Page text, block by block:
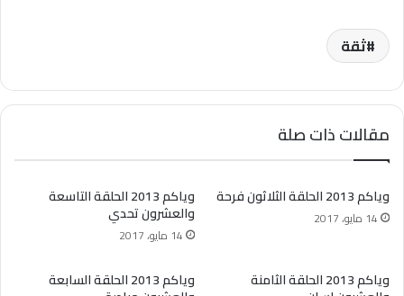
ثقة
مقالات ذات صلة
وياكم 2013 الحلقة الثلاثون فرحة
14 مايو، 2017
وياكم 2013 الحلقة التاسعة
والعشرون تحدي
14 مايو، 2017
وياكم 2013 الحلقة الثامنة وياكم 2013 الحلقة السابعة